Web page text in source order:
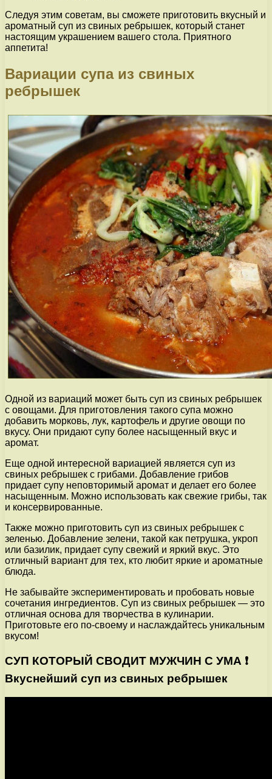
Следуя этим советам, вы сможете приготовить вкусный и
ароматный суп из свиных ребрышек, который станет
настоящим украшением вашего стола. Приятного
аппетита!
Вариации супа из свиных
ребрышек
Одной из вариаций может быть суп из свиных ребрышек
с овощами. Для приготовления такого супа можно
добавить морковь, лук, картофель и другие овощи по
вкусу. Они придают супу более насыщенный вкус и
аромат.
Еще одной интересной вариацией является суп из
свиных ребрышек с грибами. Добавление грибов
придает супу неповторимый аромат и делает его более
насыщенным. Можно использовать как свежие грибы, так
и консервированные.
Также можно приготовить суп из свиных ребрышек с
зеленью. Добавление зелени, такой как петрушка, укроп
или базилик, придает супу свежий и яркий вкус. Это
отличный вариант для тех, кто любит яркие и ароматные
блюда.
Не забывайте экспериментировать и пробовать новые
сочетания ингредиентов. Суп из свиных ребрышек — это
отличная основа для творчества в кулинарии.
Приготовьте его по-своему и наслаждайтесь уникальным
вкусом!
СУП КОТОРЫЙ СВОДИТ МУЖЧИН С УМА ❗️
Вкуснейший суп из свиных ребрышек